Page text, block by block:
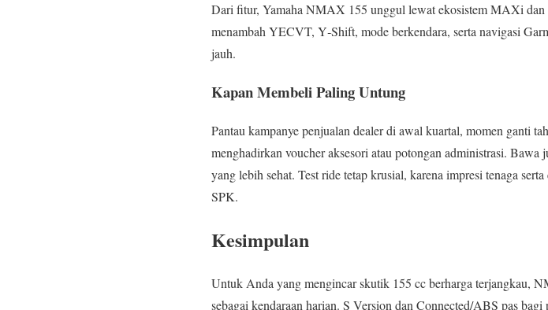
Dari fitur, Yamaha NMAX 155 unggul lewat ekosistem MAXi dan
menambah YECVT, Y‑Shift, mode berkendara, serta navigasi
jauh.
Kapan Membeli Paling Untung
Pantau kampanye penjualan dealer di awal kuartal, momen ganti
menghadirkan voucher aksesori atau potongan administrasi.
yang lebih sehat. Test ride tetap krusial, karena impresi tenaga
SPK.
Kesimpulan
Untuk Anda yang mengincar skutik 155 cc berharga terjangkau,
sebagai kendaraan harian. S Version dan Connected/ABS pas